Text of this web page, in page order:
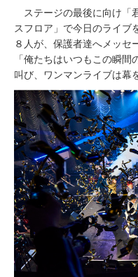
ステージの最後に向け「
スフロア」で今日のライブ
８人が、保護者達へメッセ
「俺たちはいつもこの瞬
叫び、ワンマンライブは幕